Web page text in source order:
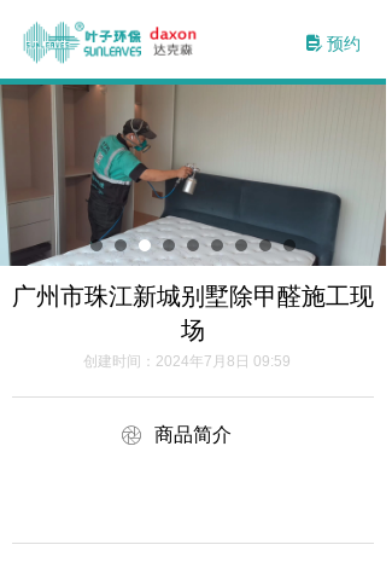
넖 预约
广州市珠江新城别墅除甲醛施工现
场
商品简介
创建时间： 2024年7月8日 09:59
ꁵ